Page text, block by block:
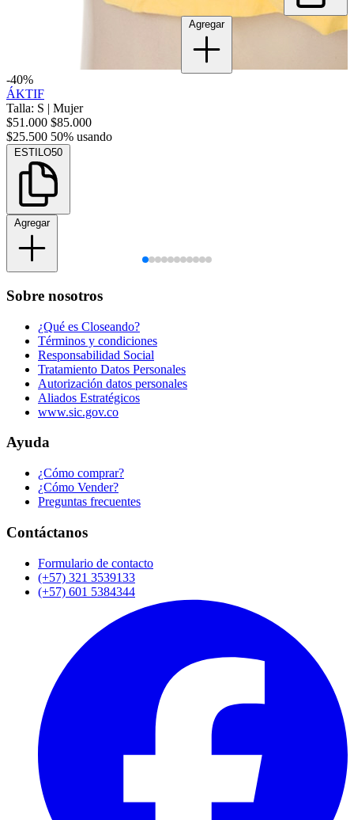
-40%
ÁKTIF
Talla: S | Mujer
$51.000 $85.000
$25.500 50% usando
ESTILO50
Agregar
Agregar
Sobre nosotros
¿Qué es Closeando?
Términos y condiciones
Responsabilidad Social
Tratamiento Datos Personales
Autorización datos personales
Aliados Estratégicos
www.sic.gov.co
Ayuda
¿Cómo comprar?
¿Cómo Vender?
Preguntas frecuentes
Contáctanos
Formulario de contacto
(+57) 321 3539133
(+57) 601 5384344